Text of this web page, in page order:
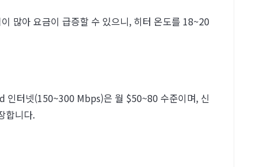
많아 요금이 급증할 수 있으니, 히터 온도를 18~20
인터넷(150~300 Mbps)은 월 $50~80 수준이며, 신
합니다.